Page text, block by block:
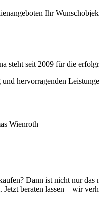
Ihr
steht seit 2009 für die
hervorragenden
Dann ist nicht nur
beraten lassen – wir